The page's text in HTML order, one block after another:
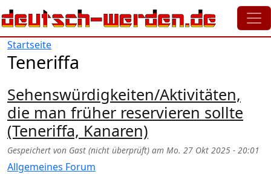
Direkt zum Inhalt
Startseite
Teneriffa
Sehenswürdigkeiten/Aktivitäten,
die man früher reservieren sollte
(Teneriffa, Kanaren)
Gespeichert von Gast (nicht überprüft) am Mo. 27 Okt 2025 - 20:01
Allgemeines Forum